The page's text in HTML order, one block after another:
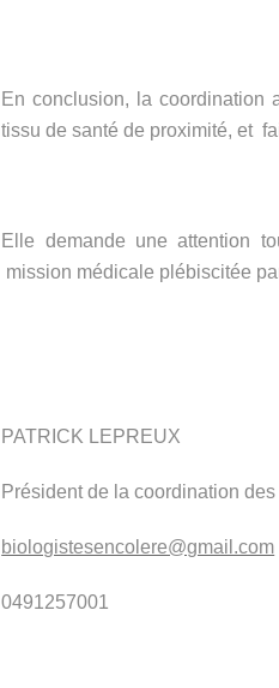
En conclusion, la
tissu de santé de proximité, et
Elle demande une attention
mission médicale plébiscitée
PATRICK LEPREUX
Président de la coordination
biologistesencolere@gmail.com
0491257001